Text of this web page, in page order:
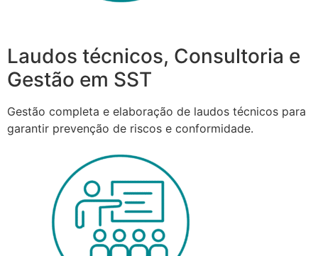
Laudos técnicos, Consultoria e
Gestão em SST
Gestão completa e elaboração de laudos técnicos para
garantir prevenção de riscos e conformidade.